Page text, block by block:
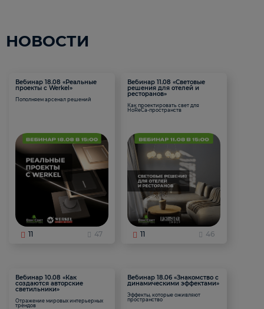
НОВОСТИ
Вебинар 18.08 «Реальные
проекты с Werkel»
Пополняем арсенал решений
11 47
Вебинар 11.08 «Световые
решения для отелей и
ресторанов»
Как проектировать свет для
HoReCa-пространств
11 46
Вебинар 10.08 «Как
создаются авторские
светильники»
Отражение мировых интерьерных
трендов
Вебинар 18.06 «Знакомство с
динамическими эффектами»
Эффекты, которые оживляют
пространство